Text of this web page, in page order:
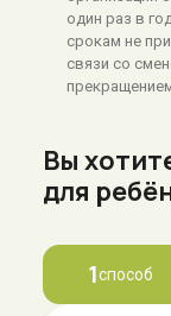
один раз в
срокам не
связи со
Вы
для
1способ